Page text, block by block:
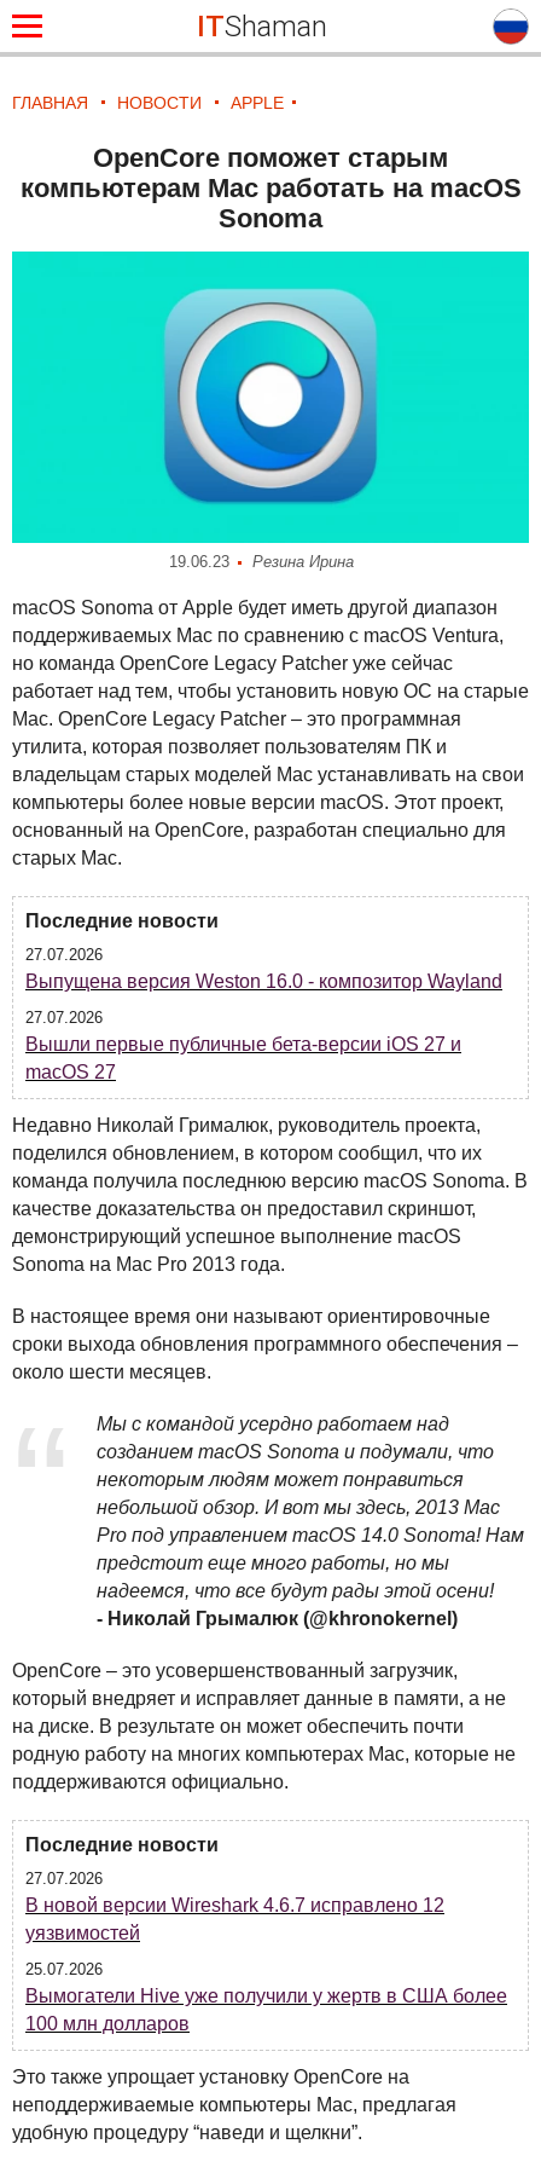
ITShaman
ГЛАВНАЯ НОВОСТИ APPLE
OpenCore поможет старым
компьютерам Mac работать на macOS
Sonoma
19.06.23 Резина Ирина
macOS Sonoma от Apple будет иметь другой диапазон
поддерживаемых Mac по сравнению с macOS Ventura,
но команда OpenCore Legacy Patcher уже сейчас
работает над тем, чтобы установить новую ОС на старые
Mac. OpenCore Legacy Patcher – это программная
утилита, которая позволяет пользователям ПК и
владельцам старых моделей Mac устанавливать на свои
компьютеры более новые версии macOS. Этот проект,
основанный на OpenCore, разработан специально для
старых Mac.
Последние новости
27.07.2026
Выпущена версия Weston 16.0 - композитор Wayland
27.07.2026
Вышли первые публичные бета-версии iOS 27 и
macOS 27
Недавно Николай Грималюк, руководитель проекта,
поделился обновлением, в котором сообщил, что их
команда получила последнюю версию macOS Sonoma. В
качестве доказательства он предоставил скриншот,
демонстрирующий успешное выполнение macOS
Sonoma на Mac Pro 2013 года.
В настоящее время они называют ориентировочные
сроки выхода обновления программного обеспечения –
около шести месяцев.
Мы с командой усердно работаем над
созданием macOS Sonoma и подумали, что
некоторым людям может понравиться
небольшой обзор. И вот мы здесь, 2013 Mac
Pro под управлением macOS 14.0 Sonoma! Нам
предстоит еще много работы, но мы
надеемся, что все будут рады этой осени!
- Николай Грымалюк (@khronokernel)
OpenCore – это усовершенствованный загрузчик,
который внедряет и исправляет данные в памяти, а не
на диске. В результате он может обеспечить почти
родную работу на многих компьютерах Mac, которые не
поддерживаются официально.
Последние новости
27.07.2026
В новой версии Wireshark 4.6.7 исправлено 12
уязвимостей
25.07.2026
Вымогатели Hive уже получили у жертв в США более
100 млн долларов
Это также упрощает установку OpenCore на
неподдерживаемые компьютеры Mac, предлагая
удобную процедуру “наведи и щелкни”.